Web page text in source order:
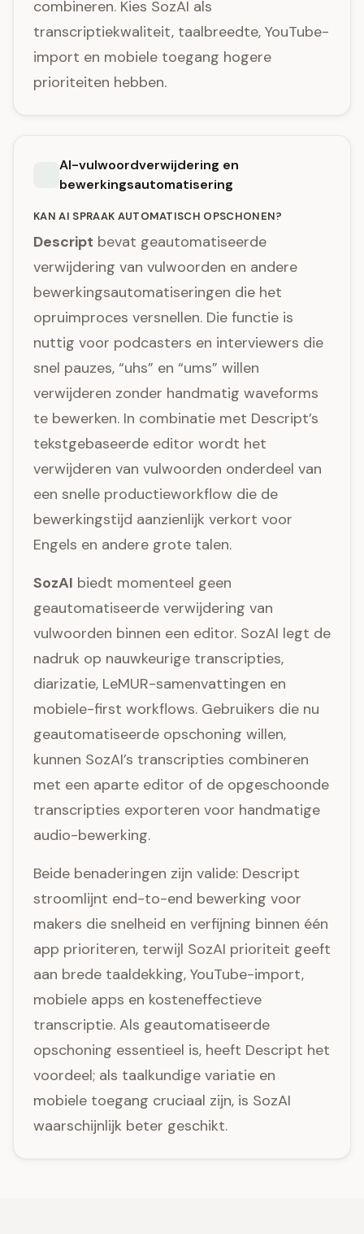
combineren. Kies SozAI als
transcriptiekwaliteit, taalbreedte, YouTube-
import en mobiele toegang hogere
prioriteiten hebben.
AI-vulwoordverwijdering en
bewerkingsautomatisering
KAN AI SPRAAK AUTOMATISCH OPSCHONEN?
Descript bevat geautomatiseerde
verwijdering van vulwoorden en andere
bewerkingsautomatiseringen die het
opruimproces versnellen. Die functie is
nuttig voor podcasters en interviewers die
snel pauzes, “uhs” en “ums” willen
verwijderen zonder handmatig waveforms
te bewerken. In combinatie met Descript’s
tekstgebaseerde editor wordt het
verwijderen van vulwoorden onderdeel van
een snelle productieworkflow die de
bewerkingstijd aanzienlijk verkort voor
Engels en andere grote talen.
SozAI biedt momenteel geen
geautomatiseerde verwijdering van
vulwoorden binnen een editor. SozAI legt de
nadruk op nauwkeurige transcripties,
diarizatie, LeMUR-samenvattingen en
mobiele-first workflows. Gebruikers die nu
geautomatiseerde opschoning willen,
kunnen SozAI’s transcripties combineren
met een aparte editor of de opgeschoonde
transcripties exporteren voor handmatige
audio-bewerking.
Beide benaderingen zijn valide: Descript
stroomlijnt end-to-end bewerking voor
makers die snelheid en verfijning binnen één
app prioriteren, terwijl SozAI prioriteit geeft
aan brede taaldekking, YouTube-import,
mobiele apps en kosteneffectieve
transcriptie. Als geautomatiseerde
opschoning essentieel is, heeft Descript het
voordeel; als taalkundige variatie en
mobiele toegang cruciaal zijn, is SozAI
waarschijnlijk beter geschikt.